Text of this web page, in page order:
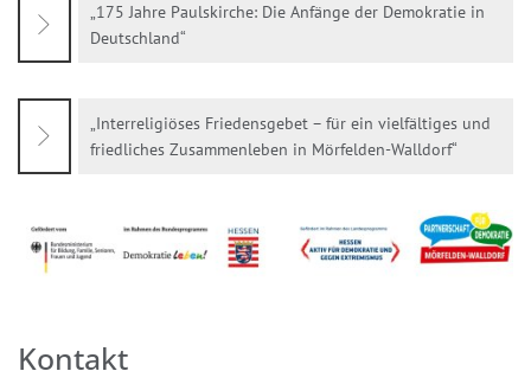
„175 Jahre Paulskirche: Die Anfänge der Demokratie in
Deutschland“
„Interreligiöses Friedensgebet – für ein vielfältiges und
friedliches Zusammenleben in Mörfelden-Walldorf“
Kontakt